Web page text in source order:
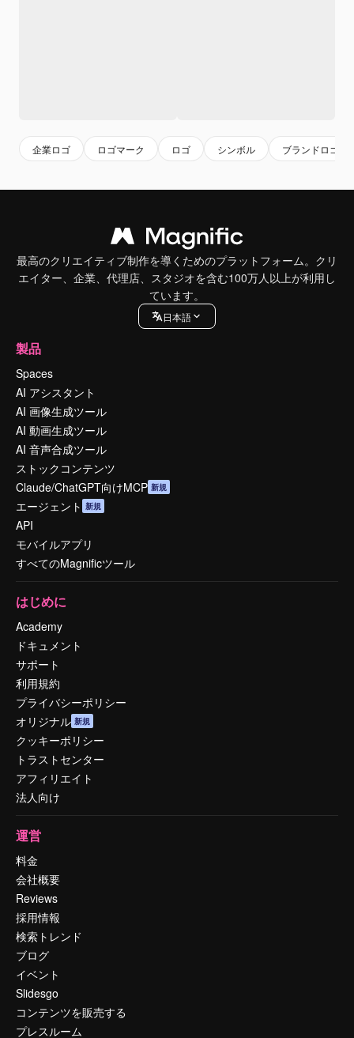
企業ロゴ ロゴマーク ロゴ シンボル ブランドロゴ
最高のクリエイティブ制作を導くためのプラットフォーム。クリ
エイター、企業、代理店、スタジオを含む100万人以上が利用し
ています。
日本語
製品
Spaces
AI アシスタント
AI 画像生成ツール
AI 動画生成ツール
AI 音声合成ツール
ストックコンテンツ
Claude/ChatGPT向けMCP 新規
エージェント 新規
API
モバイルアプリ
すべてのMagnificツール
はじめに
Academy
ドキュメント
サポート
利用規約
プライバシーポリシー
オリジナル 新規
クッキーポリシー
トラストセンター
アフィリエイト
法人向け
運営
料金
会社概要
Reviews
採用情報
検索トレンド
ブログ
イベント
Slidesgo
コンテンツを販売する
プレスルーム